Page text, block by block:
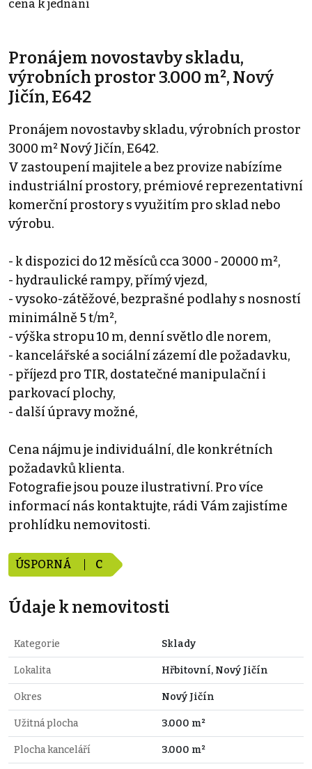
cena k jednání
Pronájem novostavby skladu,
výrobních prostor 3.000 m², Nový
Jičín, E642
Pronájem novostavby skladu, výrobních prostor
3000 m² Nový Jičín, E642.
V zastoupení majitele a bez provize nabízíme
industriální prostory, prémiové reprezentativní
komerční prostory s využitím pro sklad nebo
výrobu.
- k dispozici do 12 měsíců cca 3000 - 20000 m²,
- hydraulické rampy, přímý vjezd,
- vysoko-zátěžové, bezprašné podlahy s nosností
minimálně 5 t/m²,
- výška stropu 10 m, denní světlo dle norem,
- kancelářské a sociální zázemí dle požadavku,
- příjezd pro TIR, dostatečné manipulační i
parkovací plochy,
- další úpravy možné,
Cena nájmu je individuální, dle konkrétních
požadavků klienta.
Fotografie jsou pouze ilustrativní. Pro více
informací nás kontaktujte, rádi Vám zajistíme
prohlídku nemovitosti.
ÚSPORNÁ C
Údaje k nemovitosti
Kategorie Sklady
Lokalita Hřbitovní, Nový Jičín
Okres Nový Jičín
Užitná plocha 3.000 m²
Plocha kanceláří 3.000 m²